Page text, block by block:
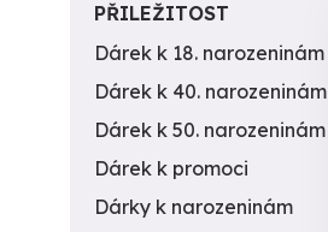
PŘILEŽITOST
Dárek k 18. narozeninám
Dárek k 40. narozeninám
Dárek k 50. narozeninám
Dárek k promoci
Dárky k narozeninám